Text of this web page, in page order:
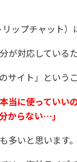
ップチャット）
が対応している
サイト」という
当に使っていい
からない…」
多いと思います。